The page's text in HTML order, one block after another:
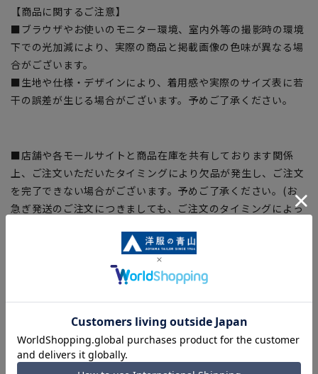
【商品に関するご注意】
■ブラウザやお使いのモニター環境、室内外等の撮影時の環境
下での光加減により、実際の商品と掲載画像の色味が異なる場
合がございます。
■生地や仕様・デザインにより、着用感や実際のサイズ表に若
干の誤差が生じる場合がございます。予めご了承ください。
■店舗や各モールサイトと商品在庫を共有しております関係
上、ご注文いただいたタイミングにより欠品が発生し、ご注文
を完了できない場合がございます。予めご了承ください。(お
急ぎ発送のご注文につきましても、ご注文のタイミングによっ